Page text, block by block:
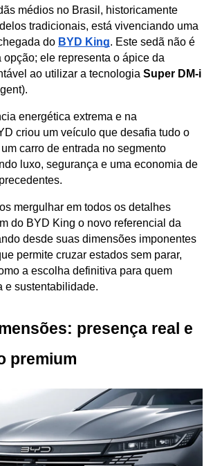
médios no Brasil, historicamente
tradicionais, está vivenciando uma
do BYD King. Este sedã não é
opção; ele representa o ápice da
ao utilizar a tecnologia Super DM-i
energética extrema e na
criou um veículo que desafia tudo o
carro de entrada no segmento
luxo, segurança e uma economia de
mergulhar em todos os detalhes
do BYD King o novo referencial da
desde suas dimensões imponentes
permite cruzar estados sem parar,
a escolha definitiva para quem
e sustentabilidade.
presença real e
premium